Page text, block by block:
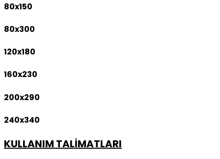
80x150
80x300
120x180
160x230
200x290
240x340
KULLANIM TALİMATLARI